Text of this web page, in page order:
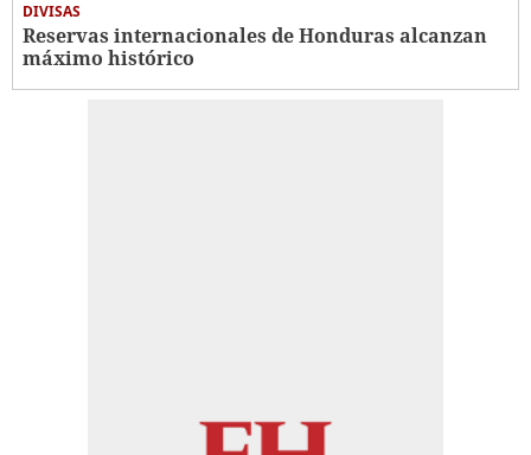
DIVISAS
Reservas internacionales de Honduras alcanzan
máximo histórico